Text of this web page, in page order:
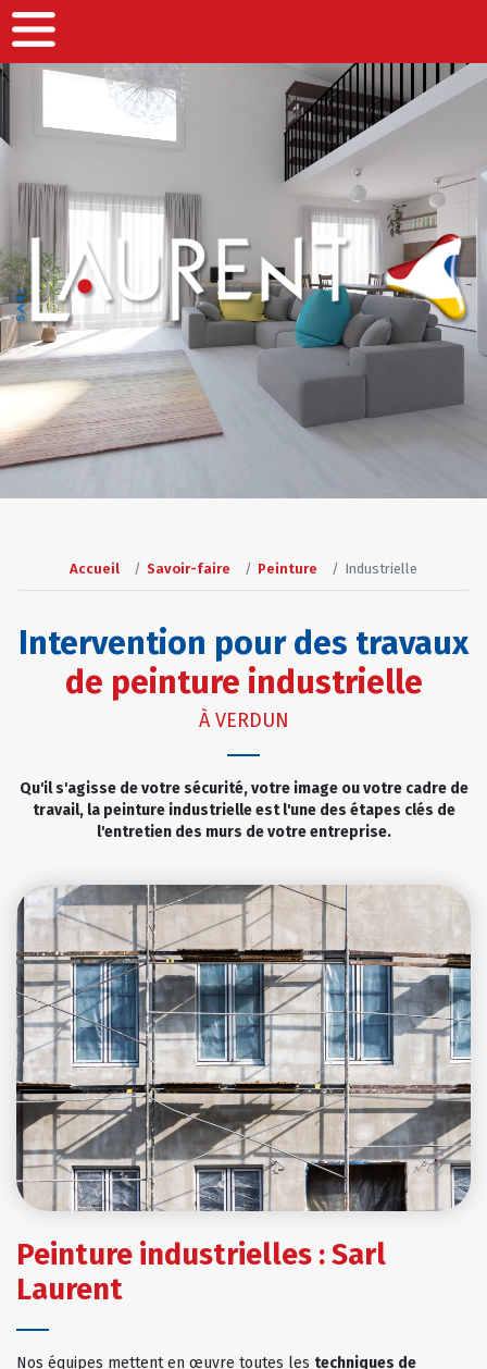
Panneau de gestion des cookies
Accueil Savoir-faire Peinture Industrielle
Intervention pour des travaux
de peinture industrielle
À VERDUN
Qu'il s'agisse de votre sécurité, votre image ou votre cadre de
travail, la peinture industrielle est l'une des étapes clés de
l'entretien des murs de votre entreprise.
Peinture industrielles : Sarl
Laurent
Nos équipes mettent en œuvre toutes les techniques de